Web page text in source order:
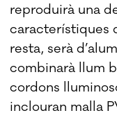
reproduirà una
característiques
resta, serà
combinarà llum
cordons
inclouran malla